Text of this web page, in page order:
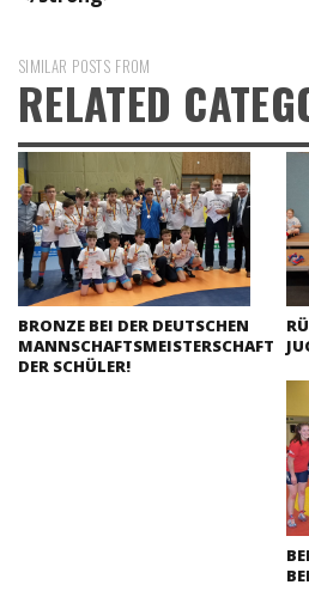
SIMILAR POSTS FROM
RELATED
BRONZE BEI DER DEUTSCHEN
MANNSCHAFTSMEISTERSCHAFT
DER SCHÜLER!